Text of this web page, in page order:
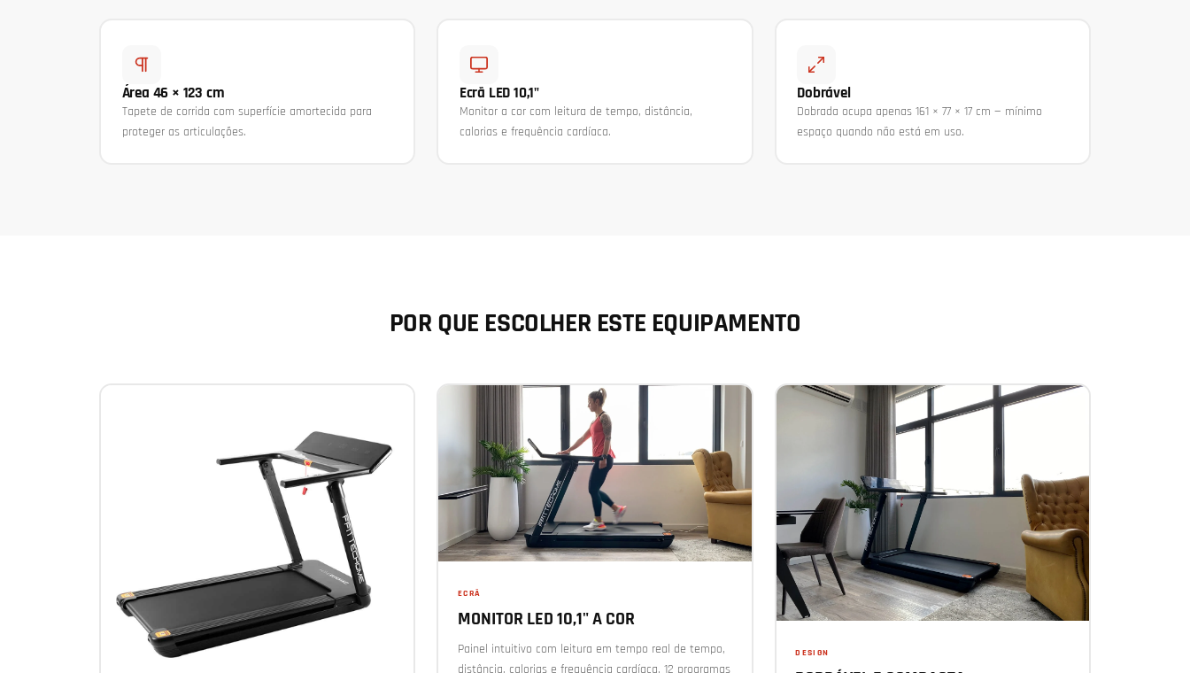
Área 46 × 123 cm
Tapete de corrida com superfície amortecida para
proteger as articulações.
Ecrã LED 10,1"
Monitor a cor com leitura de tempo, distância,
calorias e frequência cardíaca.
Dobrável
Dobrada ocupa apenas 161 × 77 × 17 cm — mínimo
espaço quando não está em uso.
POR QUE ESCOLHER ESTE EQUIPAMENTO
ECRÃ
MONITOR LED 10,1" A COR
Painel intuitivo com leitura em tempo real de tempo,
distância, calorias e frequência cardíaca. 12 programas
DESIGN